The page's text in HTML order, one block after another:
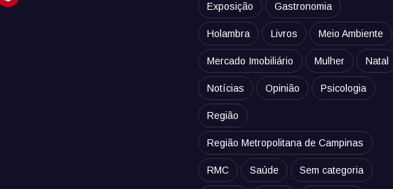
Exposição Gastronomia
Holambra Livros Meio Ambiente
Mercado Imobiliário Mulher Natal
Notícias Opinião Psicologia
Região
Região Metropolitana de Campinas
RMC Saúde Sem categoria